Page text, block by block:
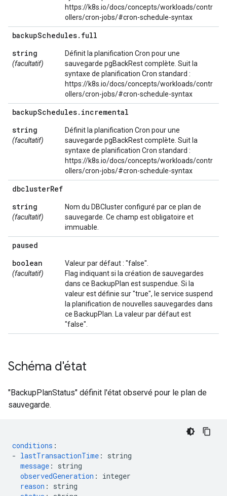
https://k8s.io/docs/concepts/workloads/contr
ollers/cron-jobs/#cron-schedule-syntax
backupSchedules. full
string
(facultatif)
Définit la planification Cron pour une
sauvegarde pgBackRest complète. Suit la
syntaxe de planification Cron standard :
https://k8s.io/docs/concepts/workloads/contr
ollers/cron-jobs/#cron-schedule-syntax
backupSchedules. incremental
string
(facultatif)
Définit la planification Cron pour une
sauvegarde pgBackRest complète. Suit la
syntaxe de planification Cron standard :
https://k8s.io/docs/concepts/workloads/contr
ollers/cron-jobs/#cron-schedule-syntax
dbclusterRef
string
(facultatif)
Nom du DBCluster configuré par ce plan de
sauvegarde. Ce champ est obligatoire et
immuable.
paused
boolean
(facultatif)
Valeur par défaut : "false".
Flag indiquant si la création de sauvegardes
dans ce BackupPlan est suspendue. Si la
valeur est définie sur "true", le service suspend
la planification de nouvelles sauvegardes dans
ce BackupPlan. La valeur par défaut est
"false".
Schéma d'état
"BackupPlanStatus" définit l'état observé pour le plan de
sauvegarde.
conditions :
- lastTransactionTime :
string
message :
string
observedGeneration :
integer
reason :
string